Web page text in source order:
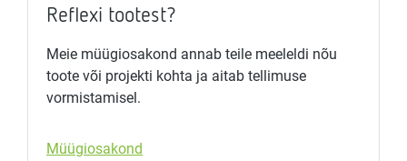
Reflexi tootest?
Meie müügiosakond annab teile meeleldi nõu
toote või projekti kohta ja aitab tellimuse
vormistamisel.
Müügiosakond